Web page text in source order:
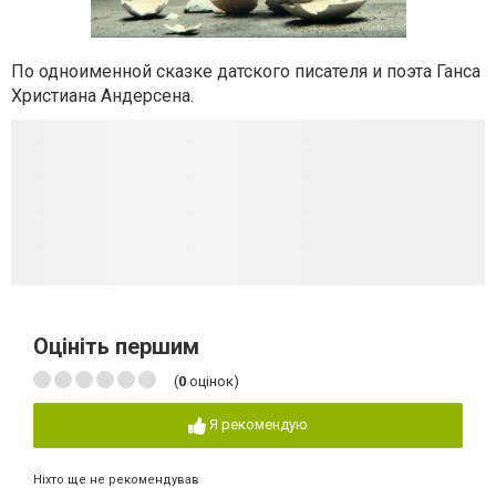
По одноименной сказке датского писателя и поэта Ганса
Христиана Андерсена.
Оцініть першим
(0 оцінок)
Я рекомендую
Ніхто ще не рекомендував